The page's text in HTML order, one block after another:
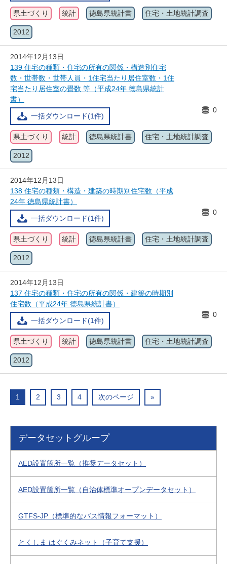
県土づくり 統計 徳島県統計書 住宅・土地統計調査
2012
2014年12月13日
139 住宅の種類・住宅の所有の関係・構造別住宅
数・世帯数・世帯人員・1住宅当たり居住室数・1住
宅当たり居住室の畳数 等（平成24年 徳島県統計
書）
一括ダウンロード(1件)
0
県土づくり 統計 徳島県統計書 住宅・土地統計調査
2012
2014年12月13日
138 住宅の種類・構造・建築の時期別住宅数（平成
24年 徳島県統計書）
一括ダウンロード(1件)
0
県土づくり 統計 徳島県統計書 住宅・土地統計調査
2012
2014年12月13日
137 住宅の種類・住宅の所有の関係・建築の時期別
住宅数（平成24年 徳島県統計書）
一括ダウンロード(1件)
0
県土づくり 統計 徳島県統計書 住宅・土地統計調査
2012
1 2 3 4 次のページ »
データセットグループ
AED設置箇所一覧（推奨データセット）
AED設置箇所一覧（自治体標準オープンデータセット）
GTFS-JP（標準的なバス情報フォーマット）
とくしま はぐくみネット（子育て支援）